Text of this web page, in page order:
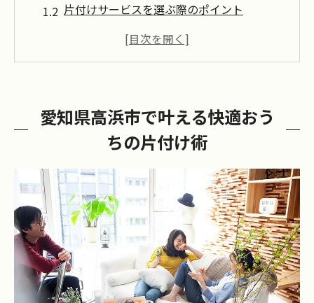
片付けサービスを選ぶ際のポイント
不用品処分もおうちの片付けで安心
おうちの片付けサービス活用で生活が変わる理
おうちの片付けで家事効率が大幅アップ
プロの片付けサービス利用のメリット
住まいの清潔感を保つ片付けの方法
継続できるおうちの片付け習慣とは
片付けサービスで心もスッキリ整う理由
おうちの片付けで生活ストレスを軽減
愛知県高浜市で叶える快適おう
ちの片付け術